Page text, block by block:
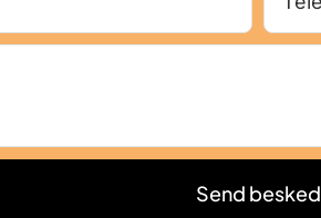
Send besked